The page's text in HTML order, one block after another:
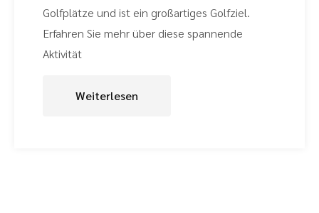
Golfplätze und ist ein großartiges Golfziel.
Erfahren Sie mehr über diese spannende
Aktivität
Weiterlesen